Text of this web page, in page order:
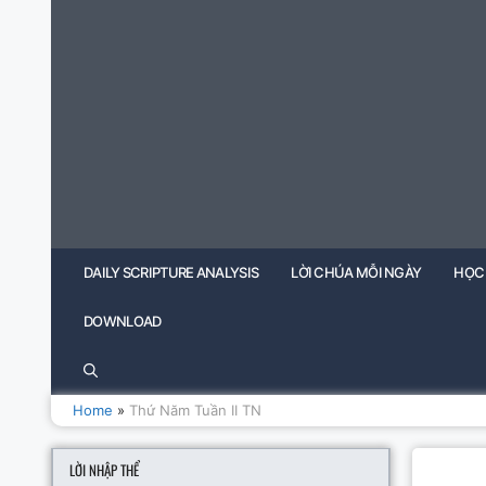
DAILY SCRIPTURE ANALYSIS LỜI CHÚA MỖI NGÀY
DOWNLOAD
Home » Thứ Năm Tuần II TN
LỜI NHẬP THỂ